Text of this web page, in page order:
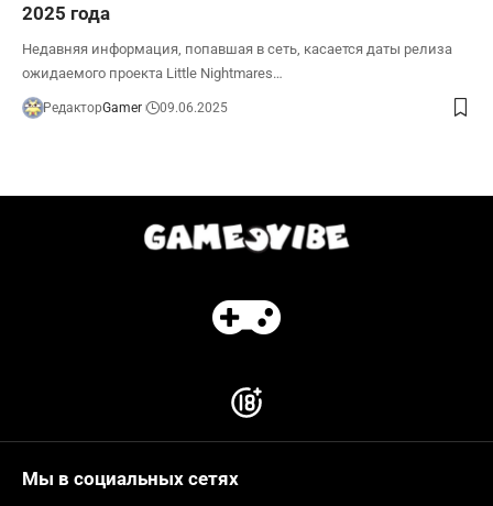
2025 года
Недавняя информация, попавшая в сеть, касается даты релиза
ожидаемого проекта Little Nightmares…
РедакторGamer 09.06.2025
Мы в социальных сетях